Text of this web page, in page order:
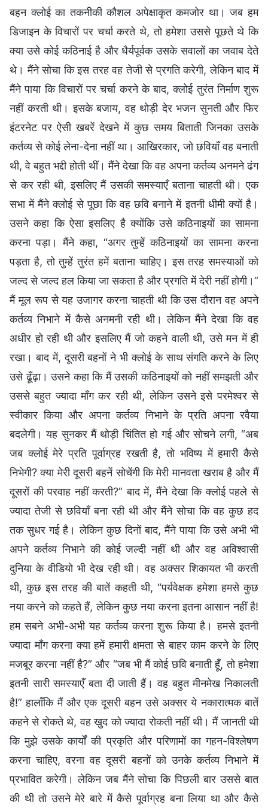
बहन क्लोई का तकनीकी कौशल अपेक्षाकृत कमजोर था। जब हम
डिजाइन के विचारों पर चर्चा करते थे, तो हमेशा उससे पूछते थे कि
क्या उसे कोई कठिनाई है और धैर्यपूर्वक उसके सवालों का जवाब देते
थे। मैंने सोचा कि इस तरह वह तेजी से प्रगति करेगी, लेकिन बाद में
मैंने पाया कि विचारों पर चर्चा करने के बाद, क्लोई तुरंत निर्माण शुरू
नहीं करती थी। इसके बजाय, वह थोड़ी देर भजन सुनती और फिर
इंटरनेट पर ऐसी खबरें देखने में कुछ समय बिताती जिनका उसके
कर्तव्य से कोई लेना-देना नहीं था। आखिरकार, जो छवियाँ वह बनाती
थी, वे बहुत भद्दी होती थीं। मैंने देखा कि वह अपना कर्तव्य अनमने ढंग
से कर रही थी, इसलिए मैं उसकी समस्याएँ बताना चाहती थी। एक
सभा में मैंने क्लोई से पूछा कि वह छवि बनाने में इतनी धीमी क्यों है।
उसने कहा कि ऐसा इसलिए है क्योंकि उसे कठिनाइयों का सामना
करना पड़ा। मैंने कहा, “अगर तुम्हें कठिनाइयों का सामना करना
पड़ता है, तो तुम्हें तुरंत हमें बताना चाहिए। इस तरह समस्याओं को
जल्द से जल्द हल किया जा सकता है और प्रगति में देरी नहीं होगी।”
मैं मूल रूप से यह उजागर करना चाहती थी कि उस दौरान वह अपने
कर्तव्य निभाने में कैसे अनमनी रही थी। लेकिन मैंने देखा कि वह
अधीर हो रही थी और इसलिए मैं जो कहने वाली थी, उसे मन में ही
रखा। बाद में, दूसरी बहनों ने भी क्लोई के साथ संगति करने के लिए
उसे ढूँढ़ा। उसने कहा कि मैं उसकी कठिनाइयों को नहीं समझती और
उससे बहुत ज्यादा माँग कर रही थी, लेकिन उसने इसे परमेश्वर से
स्वीकार किया और अपना कर्तव्य निभाने के प्रति अपना रवैया
बदलेगी। यह सुनकर मैं थोड़ी चिंतित हो गई और सोचने लगी, “अब
जब क्लोई मेरे प्रति पूर्वाग्रह रखती है, तो भविष्य में हमारी कैसे
निभेगी? क्या मेरी दूसरी बहनें सोचेंगी कि मेरी मानवता खराब है और मैं
दूसरों की परवाह नहीं करती?” बाद में, मैंने देखा कि क्लोई पहले से
ज्यादा तेजी से छवियाँ बना रही थी और मैंने सोचा कि वह कुछ हद
तक सुधर गई है। लेकिन कुछ दिनों बाद, मैंने पाया कि उसे अभी भी
अपने कर्तव्य निभाने की कोई जल्दी नहीं थी और वह अविश्वासी
दुनिया के वीडियो भी देख रही थी। वह अक्सर शिकायत भी करती
थी, कुछ इस तरह की बातें कहती थी, “पर्यवेक्षक हमेशा हमसे कुछ
नया करने को कहते हैं, लेकिन कुछ नया करना इतना आसान नहीं है!
हम सबने अभी-अभी यह कर्तव्य करना शुरू किया है। हमसे इतनी
ज्यादा माँग करना क्या हमें हमारी क्षमता से बाहर काम करने के लिए
मजबूर करना नहीं है?” और “जब भी मैं कोई छवि बनाती हूँ, तो हमेशा
इतनी सारी समस्याएँ बता दी जाती हैं। वह बहुत मीनमेख निकालती
है!” हालाँकि मैं और एक दूसरी बहन उसे अक्सर ये नकारात्मक बातें
कहने से रोकते थे, वह खुद को ज्यादा रोकती नहीं थी। मैं जानती थी
कि मुझे उसके कार्यों की प्रकृति और परिणामों का गहन-विश्लेषण
करना चाहिए, वरना वह दूसरी बहनों को उनके कर्तव्य निभाने में
प्रभावित करेगी। लेकिन जब मैंने सोचा कि पिछली बार उससे बात
की थी तो उसने मेरे बारे में कैसे पूर्वाग्रह बना लिया था और कैसे